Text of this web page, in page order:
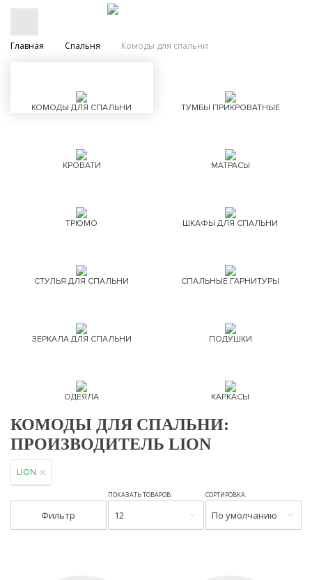
Главная Спальня Комоды для спальни
КОМОДЫ ДЛЯ СПАЛЬНИ ТУМБЫ ПРИКРОВАТНЫЕ
КРОВАТИ МАТРАСЫ
ТРЮМО ШКАФЫ ДЛЯ СПАЛЬНИ
СТУЛЬЯ ДЛЯ СПАЛЬНИ СПАЛЬНЫЕ ГАРНИТУРЫ
ЗЕРКАЛА ДЛЯ СПАЛЬНИ ПОДУШКИ
ОДЕЯЛА КАРКАСЫ
КОМОДЫ ДЛЯ СПАЛЬНИ:
ПРОИЗВОДИТЕЛЬ LION
LION
Фильтр
ПОКАЗАТЬ ТОВАРОВ:
12
СОРТИРОВКА:
По умолчанию